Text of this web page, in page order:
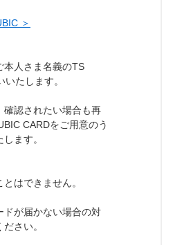
＞
本人さま名義のTS
たします。
確認されたい場合も再
CARDをご用意のう
ます。
はできません。
ドが届かない場合の対
さい。